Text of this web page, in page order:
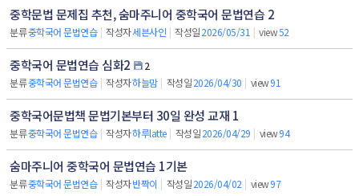
중학문법 문제집 추천, 숨마주니어 중학국어 문법연습 2
분류중학국어 문법연습 | 작성자세븐사인 | 작성일2026/05/31 | view52
중학국어 문법연습 심화2
2
분류중학국어 문법연습 | 작성자하늘맘 | 작성일2026/04/30 | view91
중학국어문법책 문법기본부터 30일 완성 교재 1
분류중학국어 문법연습 | 작성자하루latte | 작성일2026/04/29 | view94
숨마주니어 중학국어 문법연습 1기본
분류중학국어 문법연습 | 작성자반짝이 | 작성일2026/04/02 | view97